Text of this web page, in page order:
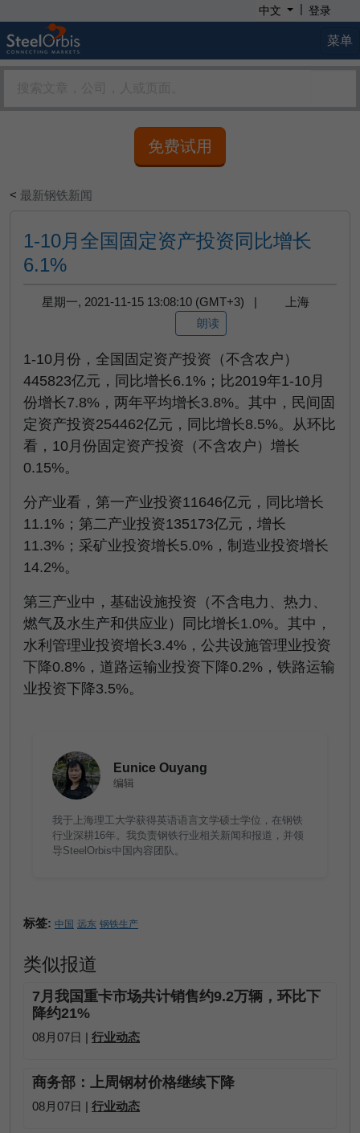
中文 | 登录
菜单
免费试用
< 最新钢铁新闻
1-10月全国固定资产投资同比增长
6.1%
星期一, 2021-11-15 13:08:10 (GMT+3) | 上海
朗读
1-10月份，全国固定资产投资（不含农户）
445823亿元，同比增长6.1%；比2019年1-10月
份增长7.8%，两年平均增长3.8%。其中，民间固
定资产投资254462亿元，同比增长8.5%。从环比
看，10月份固定资产投资（不含农户）增长
0.15%。
分产业看，第一产业投资11646亿元，同比增长
11.1%；第二产业投资135173亿元，增长
11.3%；采矿业投资增长5.0%，制造业投资增长
14.2%。
第三产业中，基础设施投资（不含电力、热力、
燃气及水生产和供应业）同比增长1.0%。其中，
水利管理业投资增长3.4%，公共设施管理业投资
下降0.8%，道路运输业投资下降0.2%，铁路运输
业投资下降3.5%。
Eunice Ouyang
编辑
我于上海理工大学获得英语语言文学硕士学位，在钢铁
行业深耕16年。我负责钢铁行业相关新闻和报道，并领
导SteelOrbis中国内容团队。
标签: 中国 远东 钢铁生产
类似报道
7月我国重卡市场共计销售约9.2万辆，环比下
降约21%
08月07日 | 行业动态
商务部：上周钢材价格继续下降
08月07日 | 行业动态